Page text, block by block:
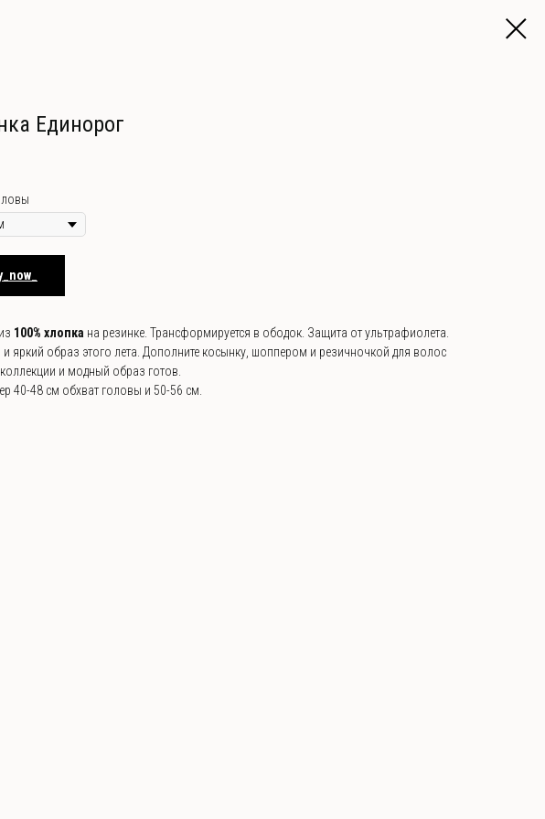
Единорог
100% хлопка на резинке. Трансформируется в ободок. Защита от ультрафиолета.
яркий образ этого лета. Дополните косынку, шоппером и резичночкой для волос
и модный образ готов.
40-48 см обхват головы и 50-56 см.